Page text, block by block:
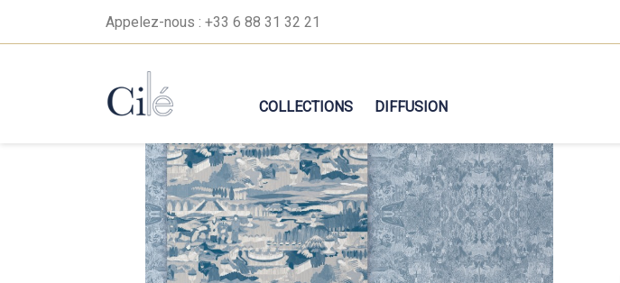
Appelez-nous : +33 6 88 31 32 21
COLLECTIONS DIFFUSION